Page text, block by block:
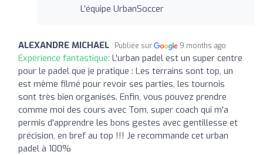
L’équipe UrbanSoccer
ALEXANDRE MICHAEL Publiée sur 9 months ago
Expérience fantastique: L'urban padel est un super centre
pour le padel que je pratique : Les terrains sont top, un
est même filmé pour revoir ses parties, les tournois
sont très bien organisés. Enfin, vous pouvez prendre
comme moi des cours avec Tom, super coach qui m'a
permis d'apprendre les bons gestes avec gentillesse et
précision, en bref au top !!! Je recommande cet urban
padel à 100%